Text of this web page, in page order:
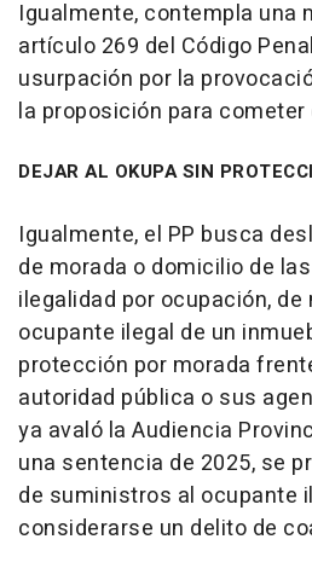
Igualmente, contempla una
artículo 269 del Código
usurpación por la
la proposición para
DEJAR AL OKUPA SIN
Igualmente, el PP busca
de morada o domicilio de
ilegalidad por ocupación, de
ocupante ilegal de un
protección por morada
autoridad pública o sus
ya avaló la Audiencia
una sentencia de 2025, se
de suministros al ocupante
considerarse un delito de